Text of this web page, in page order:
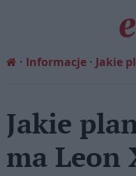
Informacje Jakie
Jakie
ma Leon